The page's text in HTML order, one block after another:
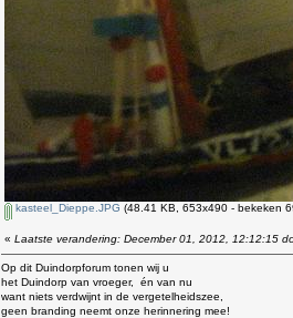
kasteel_Dieppe.JPG (48.41 KB, 653x490 - bekeken
« Laatste verandering: December 01, 2012, 12:12:15
Op dit Duindorpforum tonen wij u
het Duindorp van vroeger, én van nu
want niets verdwijnt in de vergetelheidszee,
geen branding neemt onze herinnering mee!